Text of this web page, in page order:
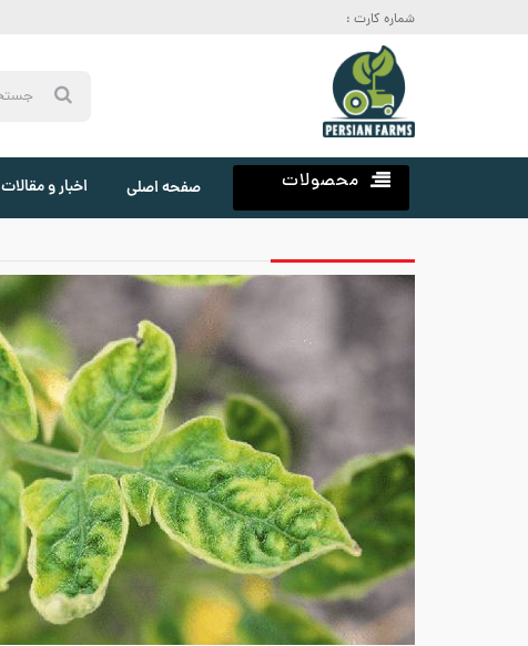
شماره کارت :
محصولات صفحه اصلی اخبار و مقالات